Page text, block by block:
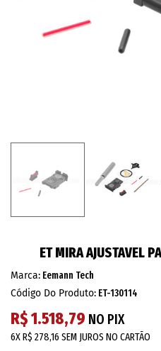
ET MIRA AJUSTAVEL
Marca: Eemann Tech
Código Do Produto: ET-130114
R$ 1.518,79 NO PIX
6XR$ 278,16 SEM JUROS NO CARTÃO